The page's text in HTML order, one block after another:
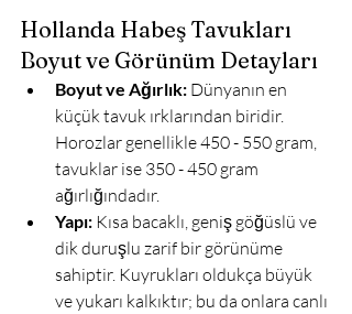
Hollanda Habeş Tavukları
Boyut ve Görünüm Detayları
Boyut ve Ağırlık: Dünyanın en
küçük tavuk ırklarından biridir.
Horozlar genellikle 450 - 550 gram,
tavuklar ise 350 - 450 gram
ağırlığındadır.
Yapı: Kısa bacaklı, geniş göğüslü ve
dik duruşlu zarif bir görünüme
sahiptir. Kuyrukları oldukça büyük
ve yukarı kalkıktır; bu da onlara canlı